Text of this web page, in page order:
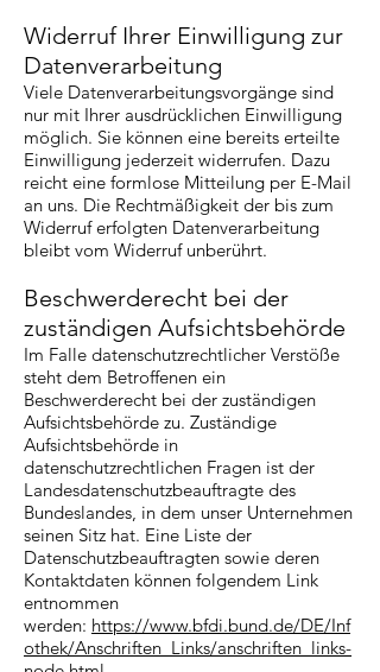
Widerruf Ihrer Einwilligung zur
Datenverarbeitung
Viele Datenverarbeitungsvorgänge sind
nur mit Ihrer ausdrücklichen Einwilligung
möglich. Sie können eine bereits erteilte
Einwilligung jederzeit widerrufen. Dazu
reicht eine formlose Mitteilung per E-Mail
an uns. Die Rechtmäßigkeit der bis zum
Widerruf erfolgten Datenverarbeitung
bleibt vom Widerruf unberührt.
Beschwerderecht bei der
zuständigen Aufsichtsbehörde
Im Falle datenschutzrechtlicher Verstöße
steht dem Betroffenen ein
Beschwerderecht bei der zuständigen
Aufsichtsbehörde zu. Zuständige
Aufsichtsbehörde in
datenschutzrechtlichen Fragen ist der
Landesdatenschutzbeauftragte des
Bundeslandes, in dem unser Unternehmen
seinen Sitz hat. Eine Liste der
Datenschutzbeauftragten sowie deren
Kontaktdaten können folgendem Link
entnommen
werden: https://www.bfdi.bund.de/DE/Inf
othek/Anschriften_Links/anschriften_links-